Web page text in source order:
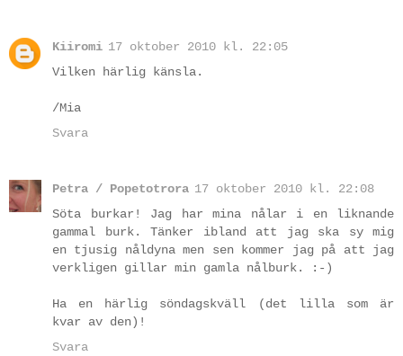
Kiiromi 17 oktober 2010 kl. 22:05
Vilken härlig känsla.
/Mia
Svara
Petra / Popetotrora 17 oktober 2010 kl. 22:08
Söta burkar! Jag har mina nålar i en liknande
gammal burk. Tänker ibland att jag ska sy mig
en tjusig nåldyna men sen kommer jag på att jag
verkligen gillar min gamla nålburk. :-)
Ha en härlig söndagskväll (det lilla som är
kvar av den)!
Svara